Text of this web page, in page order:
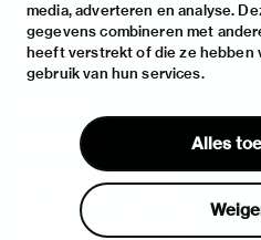
media, adverteren en analyse.
gegevens combineren met
heeft verstrekt of die ze hebben
gebruik van hun services.
Alles
de collectie
fondsen & partners
huisregels
privacy & cookies
disclaimer & colofon
digitoegankelijkheid